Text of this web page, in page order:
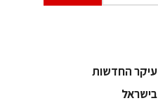
עיקר החדשות
בישראל